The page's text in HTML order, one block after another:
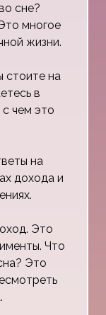
сне?
многое
жизни.
стоите на
в
чем это
на
дохода и
Это
Что
Это